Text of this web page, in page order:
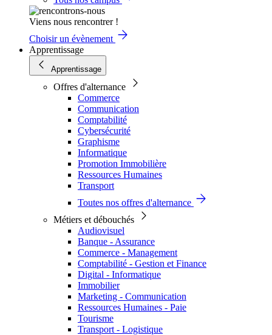
Viens nous rencontrer !
Choisir un évènement
Apprentissage
Apprentissage
Offres d'alternance
Commerce
Communication
Comptabilité
Cybersécurité
Graphisme
Informatique
Promotion Immobilière
Ressources Humaines
Transport
Toutes nos offres d'alternance
Métiers et débouchés
Audiovisuel
Banque - Assurance
Commerce - Management
Comptabilité - Gestion et Finance
Digital - Informatique
Immobilier
Marketing - Communication
Ressources Humaines - Paie
Tourisme
Transport - Logistique